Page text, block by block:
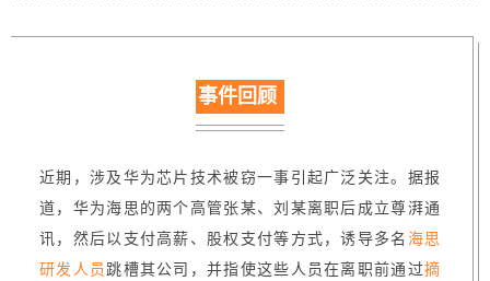
事件回顾
近期，涉及华为芯片技术被窃一事引起广泛关注。据报
道，华为海思的两个高管张某、刘某离职后成立尊湃通
讯，然后以支付高薪、股权支付等方式，诱导多名 海思
研发人员 跳槽其公司，并指使这些人员在离职前通过摘